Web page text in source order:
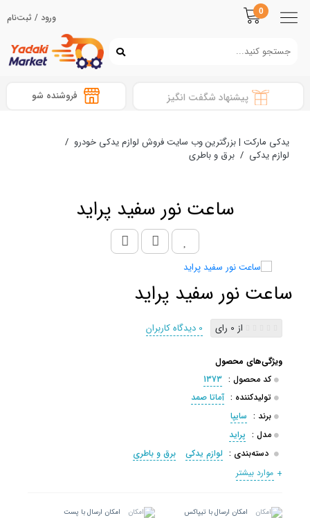
0 ورود / ثبت‌نام
پیشنهاد شگفت انگیز فروشنده شو
یدکی مارکت | بزرگترین وب سایت فروش لوازم یدکی خودرو /
لوازم یدکی / برق و باطری
ساعت نور سفید پراید
ساعت نور سفید پراید
از 0 رای 0 دیدگاه کاربران
ویژگی‌های محصول
کد محصول : 1373
تولیدکننده : آماتا صمد
برند : سایپا
مدل : پراید
دسته‌بندی : لوازم یدکی
برق و باطری
موارد بیشتر
امکان ارسال با تیپاکس امکان ارسال با پست